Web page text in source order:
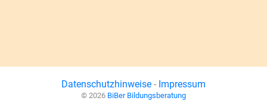
Datenschutzhinweise - Impressum
© 2026 BiBer Bildungsberatung